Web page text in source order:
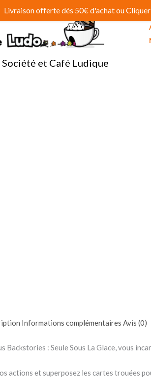
et Café Ludique
Informations complémentaires Avis (0)
Backstories : Seule Sous La Glace, vous
actions et superposez les cartes trouées
Livraison offerte dés 50€ d'achat ou